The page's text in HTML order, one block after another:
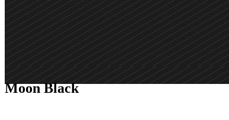
Moon Black